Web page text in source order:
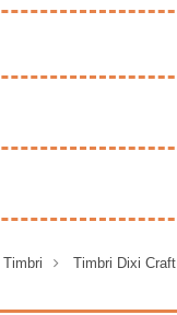
Timbri > Timbri Dixi Craft